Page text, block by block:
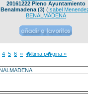
20161222 Pleno Ayuntamiento
Benalmadena (3) (Isabel
BENALMADENA
4 5 6 » �ltima p�gina »